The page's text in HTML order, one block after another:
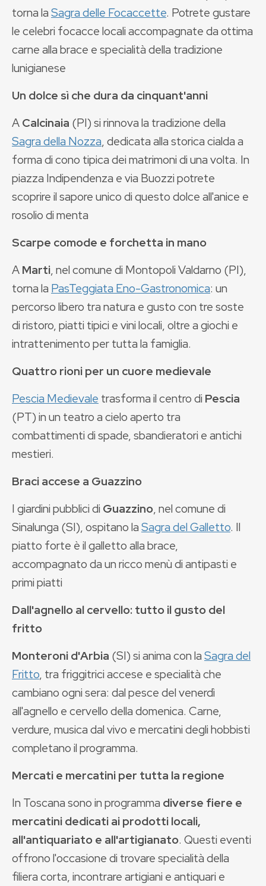
torna laSagra delle Focaccette. Potrete gustare
le celebri focacce locali accompagnate da ottima
carne alla brace e specialità della tradizione
lunigianese
Un dolce sì che dura da cinquant'anni
ACalcinaia (PI) si rinnova la tradizione della
Sagra della Nozza, dedicata alla storica cialda a
forma di cono tipica dei matrimoni di una volta. In
piazza Indipendenza e via Buozzi potrete
scoprire il sapore unico di questo dolce all'anice e
rosolio di menta
Scarpe comode e forchetta in mano
AMarti, nel comune di Montopoli Valdarno (PI),
torna la PasTeggiata Eno-Gastronomica: un
percorso libero tra natura e gusto con tre soste
di ristoro, piatti tipici e vini locali, oltre a giochi e
intrattenimento per tutta la famiglia.
Quattro rioni per un cuore medievale
Pescia Medievale trasforma il centro di Pescia
(PT) in un teatro a cielo aperto tra
combattimenti di spade, sbandieratori e antichi
mestieri.
Braci accese a Guazzino
I giardini pubblici di Guazzino, nel comune di
Sinalunga (SI), ospitano laSagra del Galletto. Il
piatto forte è il galletto alla brace,
accompagnato da un ricco menù di antipasti e
primi piatti
Dall'agnello al cervello: tutto il gusto del
fritto
Monteroni d'Arbia (SI) si anima con laSagra del
Fritto, tra friggitrici accese e specialità che
cambiano ogni sera: dal pesce del venerdì
all'agnello e cervello della domenica. Carne,
verdure, musica dal vivo e mercatini degli hobbisti
completano il programma.
Mercati e mercatini per tutta la regione
In Toscana sono in programma diverse fiere e
mercatini dedicati ai prodotti locali,
all'antiquariato e all'artigianato. Questi eventi
offrono l'occasione di trovare specialità della
filiera corta, incontrare artigiani e antiquari e